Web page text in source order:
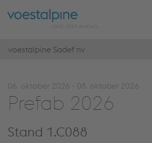
voestalpine Sadef nv
06. oktober 2026 - 08. oktober 2026
Pre­fab 2026
Stand 1.C088